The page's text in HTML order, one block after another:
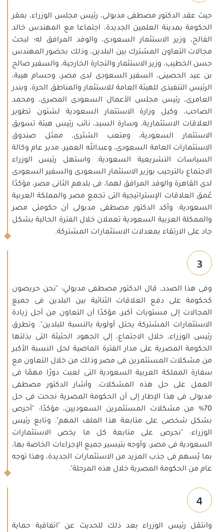
حيث عقد الدكتور مصطفى مدبولى، رئيس مجلس الوزراء، بمقر
الحكومة بمدينة العلمين الجديدة، اجتماعا مع المهندس خالد
الفالح، وزير الاستثمار السعودى، والوفد المرافق له؛ لبحث
مجالات التعاون المشترك بين البلدين، وذلك بحضور المهندس
حسن الخطيب، وزير الاستثمار والتجارة الخارجية، والسفير صالح
بن عيد الحصينى، السفير السعودى لدى مصر، وحسام هيبة،
الرئيس التنفيذى للهيئة العامة للاستثمار والمناطق الحرة، وبندر
العامرى، رئيس مجلس الأعمال السعودى المصرى، ومحمد
الصاحب، وكيل وزارة الاستثمار السعودية لشئون تطوير
العلاقات الاستثمارية، وسارة السيد، نائب رئيس هيئة تسويق
الاستثمار السعودية، ومتعب الشثرى، ممثل صندوق
الاستثمارات العامة السعودى، وعبدالله العمير، مدير عام وكالة
السياسات التشريعية السعودية. واستهل رئيس الوزراء
الاجتماع بالترحيب بوزير الاستثمار السعودى والسفير السعودى
لدى القاهرة والوفد المرافق لهما، فى بلدهم الثانى مصر، مؤكدًا
عُمق العلاقات الإستراتيجية التى تجمع مصر والمملكة العربية
السعودية. وأكد الدكتور مصطفى مدبولى أن حكومتى مصر
والممكلة العربية السعودية تعملان خلال الفترة الحالية بشكل
جاد على الارتقاء بمعدلات الاستثمارات المشتركة.
3
وفى هذا الصدد، قال الدكتور مصطفى مدبولي: "نحن حريصون
كحكومة على دفع العلاقات الثنائية بين البلدين فى جميع
المجالات إلى مستويات أكبر، مؤكدًا أن التعاون من أجل زيادة
الاستثمارات المشتركة يحتل أولوية بالنسبة للبلدين". وتطرق
رئيس الوزراء، خلال الاجتماع، إلى الجهود الحثيثة التى بذلتها
الحكومة المصرية على مدار الفترة الماضية لحل النسبة الأكبر
من مشكلات المستثمرين فى مصر وذلك من خلال التعاون مع
سفارة المملكة العربية السعودية التى لعبت دورًا مهمًا فى
العمل على حل هذه المشكلات. وأشار الدكتور مصطفى
مدبولى فى هذا الإطار إلى أن الحكومة المصرية نجحت فى حل
70% من مشكلات المستثمرين السعوديين، مؤكدًا: "أحرص
بشكل شخصى على متابعة هذا الملف المهم". وتابع رئيس
الوزراء: "نحرص على متابعة كل ما يخص الاستثمارات
السعودية فى مصر، وأوجه بتيسير جميع الإجراءات الخاصة بها،
بما يُسهم فى جذب المزيد من الاستثمارات الجديدة، وهذا توجه
عام من الحكومة المصرية خلال هذه المرحلة".
4
وانتقل رئيس الوزراء بعد ذلك للحديث عن "اتفاقية حماية